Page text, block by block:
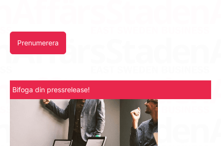
Prenumerera
Bifoga din pressrelease!